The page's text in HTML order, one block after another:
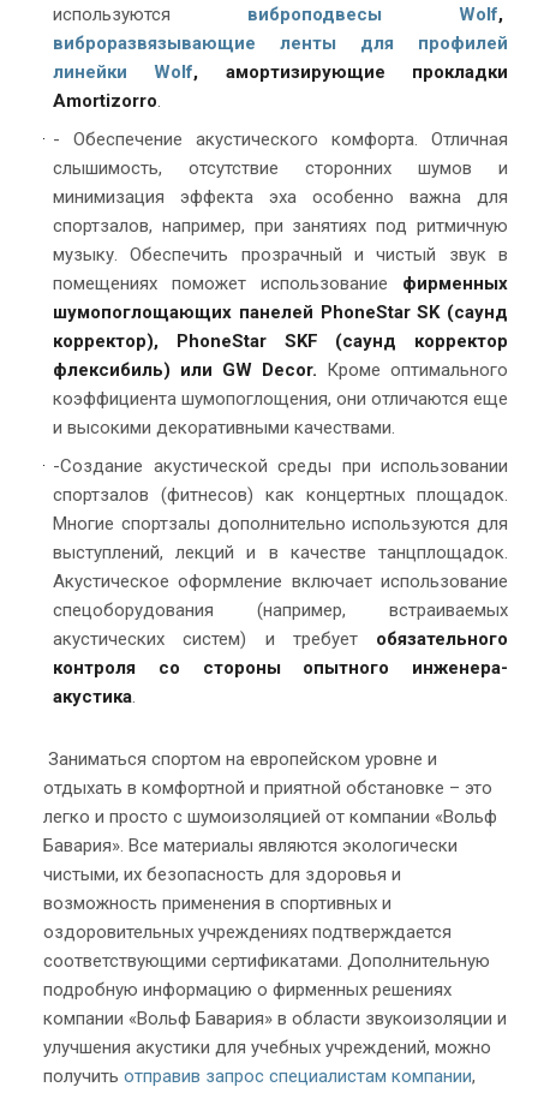
используются виброподвесы Wolf,
виброразвязывающие ленты для профилей
линейки Wolf, амортизирующие прокладки
Amortizorro.
- Обеспечение акустического комфорта. Отличная
слышимость, отсутствие сторонних шумов и
минимизация эффекта эха особенно важна для
спортзалов, например, при занятиях под ритмичную
музыку. Обеспечить прозрачный и чистый звук в
помещениях поможет использование фирменных
шумопоглощающих панелей PhoneStar SK (саунд
корректор), PhoneStar SKF (саунд корректор
флексибиль) или GW Decor. Кроме оптимального
коэффициента шумопоглощения, они отличаются еще
и высокими декоративными качествами.
-Создание акустической среды при использовании
спортзалов (фитнесов) как концертных площадок.
Многие спортзалы дополнительно используются для
выступлений, лекций и в качестве танцплощадок.
Акустическое оформление включает использование
спецоборудования (например, встраиваемых
акустических систем) и требует обязательного
контроля со стороны опытного инженера-
акустика.
Заниматься спортом на европейском уровне и
отдыхать в комфортной и приятной обстановке – это
легко и просто с шумоизоляцией от компании «Вольф
Бавария». Все материалы являются экологически
чистыми, их безопасность для здоровья и
возможность применения в спортивных и
оздоровительных учреждениях подтверждается
соответствующими сертификатами. Дополнительную
подробную информацию о фирменных решениях
компании «Вольф Бавария» в области звукоизоляции и
улучшения акустики для учебных учреждений, можно
получить отправив запрос специалистам компании,